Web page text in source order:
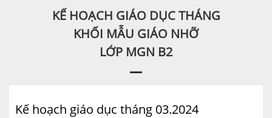
KẾ HOẠCH GIÁO DỤC THÁNG
KHỐI MẪU GIÁO NHỠ
LỚP MGN B2
Kế hoạch giáo dục tháng 03.2024